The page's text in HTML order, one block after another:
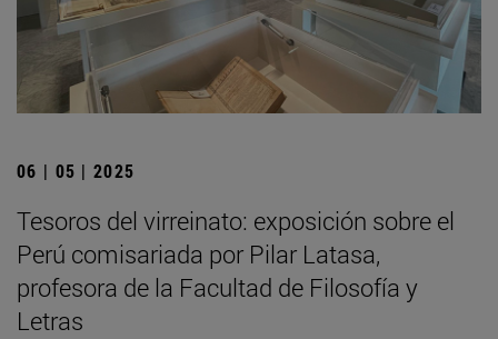
06 | 05 | 2025
Tesoros del virreinato: exposición sobre el
Perú comisariada por Pilar Latasa,
profesora de la Facultad de Filosofía y
Letras